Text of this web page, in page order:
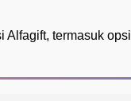
Alfagift, termasuk opsi